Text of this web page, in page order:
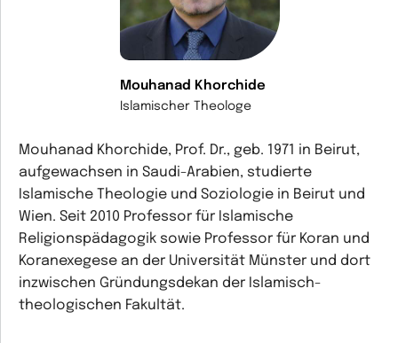
Mouhanad Khorchide
Islamischer Theologe
Mouhanad Khorchide, Prof. Dr., geb. 1971 in Beirut,
aufgewachsen in Saudi-Arabien, studierte
Islamische Theologie und Soziologie in Beirut und
Wien. Seit 2010 Professor für Islamische
Religionspädagogik sowie Professor für Koran und
Koranexegese an der Universität Münster und dort
inzwischen Gründungsdekan der Islamisch-
theologischen Fakultät.